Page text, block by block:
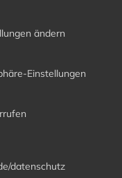
ändern
Einstellungen
datenschutz